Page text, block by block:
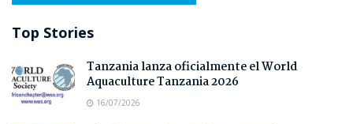
Top Stories
Tanzania lanza oficialmente el World
Aquaculture Tanzania 2026
16/07/2026